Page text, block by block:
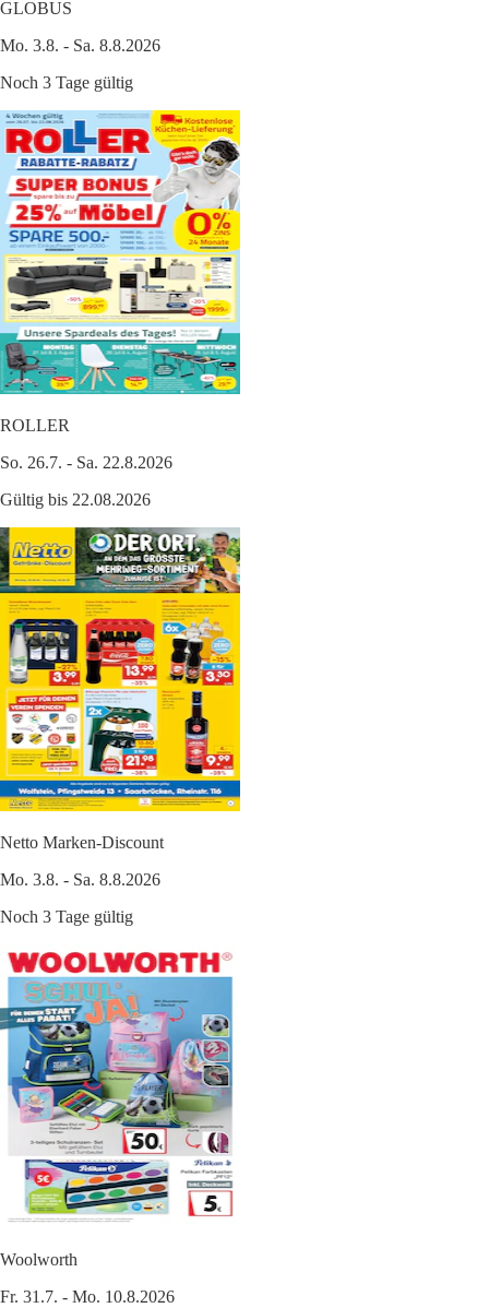
GLOBUS
Mo. 3.8. - Sa. 8.8.2026
Noch 3 Tage gültig
ROLLER
So. 26.7. - Sa. 22.8.2026
Gültig bis 22.08.2026
Netto Marken-Discount
Mo. 3.8. - Sa. 8.8.2026
Noch 3 Tage gültig
Woolworth
Fr. 31.7. - Mo. 10.8.2026